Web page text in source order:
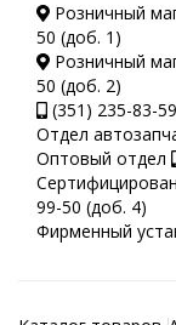
Розничный
50 (доб. 1)
Розничный
50 (доб. 2)
(351) 235-83-59
Отдел
Оптовый отдел
99-50 (доб. 4)
Фирменный